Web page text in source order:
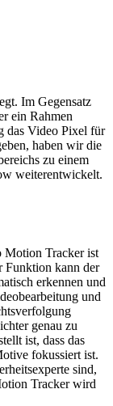
Im Gegensatz
ein Rahmen
das Video Pixel für
haben wir die
zu einem
weiterentwickelt.
Motion Tracker ist
Funktion kann der
erkennen und
und
genau zu
ist, dass das
fokussiert ist.
sind,
Tracker wird